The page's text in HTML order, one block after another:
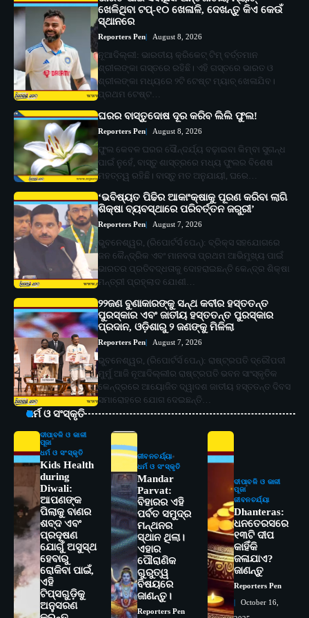
ଖେଳିଥିବା ଟପ୍-୧୦ ଖେଳାଳି, ଦେଖନ୍ତୁ କିଏ କେଉଁ
ସ୍ଥାନରେ
Reporters Pen August 8, 2026
ନୂଆଦିଲ୍ଲୀ: ଭାରତୀୟ କ୍ରିକେଟ୍ ଟିମ୍ ବର୍ତ୍ତମାନ
ଶ୍ରୀଲଙ୍କା ଗସ୍ତରେ ରହିଛି। ଏହି ଗସ୍ତରେ ଭାରତ ଓ
ଶ୍ରୀଲଙ୍କା ମଧ୍ୟରେ ୨ଟି ଟେଷ୍ଟ ମ୍ୟାଚ୍ ଖେଳାଯିବ।
ପ୍ରଥମ ଟେଷ୍ଟ…
ଘରର ବାସ୍ତୁଦୋଷ ଦୂର କରିବ ଲିଲି ଫୁଲ!
Reporters Pen August 8, 2026
ଫୁଲ କେବଳ ଘରର ସୌନ୍ଦର୍ଯ୍ୟ ବଢ଼ାଇବା କିମ୍ବା ସୁଗନ୍ଧ
ପାଇଁ ନୁହେଁ, ବାସ୍ତୁ ଶାସ୍ତ୍ରରେ ମଧ୍ୟ ଫୁଲର ବିଶେଷ
ମହତ୍ତ୍ୱ ରହିଛି। ବାସ୍ତୁ ମତ ଅନୁଯାୟୀ, ଘରେ…
‘ଭବିଷ୍ୟତ ପିଢିର ଆକାଂକ୍ଷାକୁ ପୂରଣ କରିବା ଲାଗି
ଶିକ୍ଷା ବ୍ୟବସ୍ଥାରେ ପରିବର୍ତ୍ତନ ଜରୁରୀ’
Reporters Pen August 7, 2026
ଭୁବନେଶ୍ୱର, (ରିପୋର୍ଟର୍ସ ପେନ୍‌): ବ୍ରିକ୍ସ ସହଯୋଗରେ
ଜନ କୈନ୍ଦ୍ରିକ ଏବଂ ମାନବତା ପ୍ରଥମ ଆଭିମୁଖ୍ୟ ପାଇଁ
ଭାରତର ପ୍ରତିବଦ୍ଧତାକୁ ଦୋହରାଇଛନ୍ତି କେନ୍ଦ୍ର ଶିକ୍ଷା
ମନ୍ତ୍ରୀ ପ୍ରହ୍ଲାଦ ଯୋଶୀ…
୨୨ଜଣ ବୁଣାକାରଙ୍କୁ ସନ୍ଥ କବୀର ହସ୍ତତନ୍ତ
ପୁରସ୍କାର ଏବଂ ଜାତୀୟ ହସ୍ତତନ୍ତ ପୁରସ୍କାର
ପ୍ରଦାନ, ଓଡ଼ିଶାରୁ ୨ ଜଣଙ୍କୁ ମିଳିଲା
Reporters Pen August 7, 2026
ଭୁବନେଶ୍ୱର, (ରିପୋର୍ଟର୍ସ ପେନ୍‌): ରାଷ୍ଟ୍ରପତି ଦ୍ରୌପଦୀ
ମୁର୍ମୁ ଆଜି ନୂଆଦିଲ୍ଲୀର ରାଷ୍ଟ୍ରପତି ଭବନ ସାଂସ୍କୃତିକ
କେନ୍ଦ୍ରରେ ଆୟୋଜିତ ଦ୍ୱାଦଶ ଜାତୀୟ ହସ୍ତତନ୍ତ ଦିବସ
ସମାରୋହରେ ଯୋଗ ଦେଇଛନ୍ତି…
ଧର୍ମ ଓ ସଂସ୍କୃତି
ଦୀପାବଳି ଓ କାଳୀ
ପୂଜା
ଧର୍ମ ଓ ସଂସ୍କୃତି
Kids Health
during
Diwali:
ଆପଣଙ୍କ
ପିଲାକୁ ବାଣର
ଶବ୍ଦ ଏବଂ
ପ୍ରଦୂଷଣ
ଯୋଗୁଁ ଅସୁସ୍ଥ
ହେବାରୁ
ରୋକିବା ପାଇଁ,
ଏହି
ଟିପ୍ସଗୁଡ଼ିକୁ
ଅନୁସରଣ
ଜୀବନଚର୍ଯ୍ୟା
ଧର୍ମ ଓ ସଂସ୍କୃତି
Mandar
Parvat:
ବିହାରର ଏହି
ପର୍ବତ ସମୁଦ୍ର
ମନ୍ଥନର
ସ୍ଥାନ ଥିଲା।
ଏହାର
ପୌରାଣିକ
ଗୁରୁତ୍ୱ
ବିଷୟରେ
ଜାଣନ୍ତୁ।
Reporters Pen
ଦୀପାବଳି ଓ କାଳୀ
ପୂଜା
ଜୀବନଚର୍ଯ୍ୟା
Dhanteras:
ଧନତେରସରେ
୧୩ଟି ଦୀପ
କାହିଁକି
ଜଳାଯାଏ?
ଜାଣନ୍ତୁ
Reporters Pen
October 16,
ସୋଆର ୨୦ତମ ପ୍ରତିଷ୍ଠା ଦିବସରେ